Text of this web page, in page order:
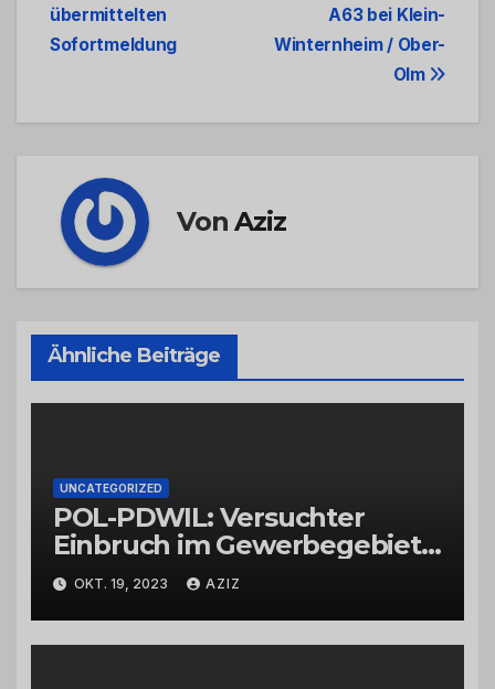
A63 bei Klein-
Winternheim / Ober-
Olm
übermittelten
Sofortmeldung
VonAziz
Ähnliche Beiträge
UNCATEGORIZED
POL-PDWIL: Versuchter
Einbruch im Gewerbegebiet
Wittlich
OKT. 19, 2023 AZIZ